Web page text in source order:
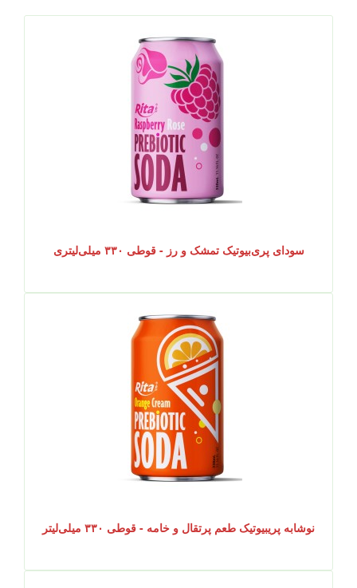
سودای پری‌بیوتیک تمشک و رز - قوطی ۳۳۰ میلی‌لیتری
نوشابه پریبیوتیک طعم پرتقال و خامه - قوطی ۳۳۰ میلی‌لیتر